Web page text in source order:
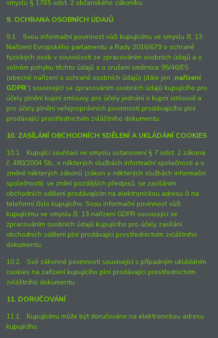
smyslu § 1765 odst. 2 občanského zákoníku.
9. OCHRANA OSOBNÍCH ÚDAJŮ
9.1. Svou informační povinnost vůči kupujícímu ve smyslu čl. 13
Nařízení Evropského parlamentu a Rady 2016/679 o ochraně
fyzických osob v souvislosti se zpracováním osobních údajů a o
volném pohybu těchto údajů a o zrušení směrnice 95/46/ES
(obecné nařízení o ochraně osobních údajů) (dále jen „nařízení
GDPR“) související se zpracováním osobních údajů kupujícího pro
účely plnění kupní smlouvy, pro účely jednání o kupní smlouvě a
pro účely plnění veřejnoprávních povinností prodávajícího plní
prodávající prostřednictvím zvláštního dokumentu.
10. ZASÍLÁNÍ OBCHODNÍCH SDĚLENÍ A UKLÁDÁNÍ COOKIES
10.1. Kupující souhlasí ve smyslu ustanovení § 7 odst. 2 zákona
č. 480/2004 Sb., o některých službách informační společnosti a o
změně některých zákonů (zákon o některých službách informační
společnosti), ve znění pozdějších předpisů, se zasíláním
obchodních sdělení prodávajícím na elektronickou adresu či na
telefonní číslo kupujícího. Svou informační povinnost vůči
kupujícímu ve smyslu čl. 13 nařízení GDPR související se
zpracováním osobních údajů kupujícího pro účely zasílání
obchodních sdělení plní prodávající prostřednictvím zvláštního
dokumentu.
10.2. Své zákonné povinnosti související s případným ukládáním
cookies na zařízení kupujícího plní prodávající prostřednictvím
zvláštního dokumentu.
11. DORUČOVÁNÍ
11.1. Kupujícímu může být doručováno na elektronickou adresu
kupujícího.